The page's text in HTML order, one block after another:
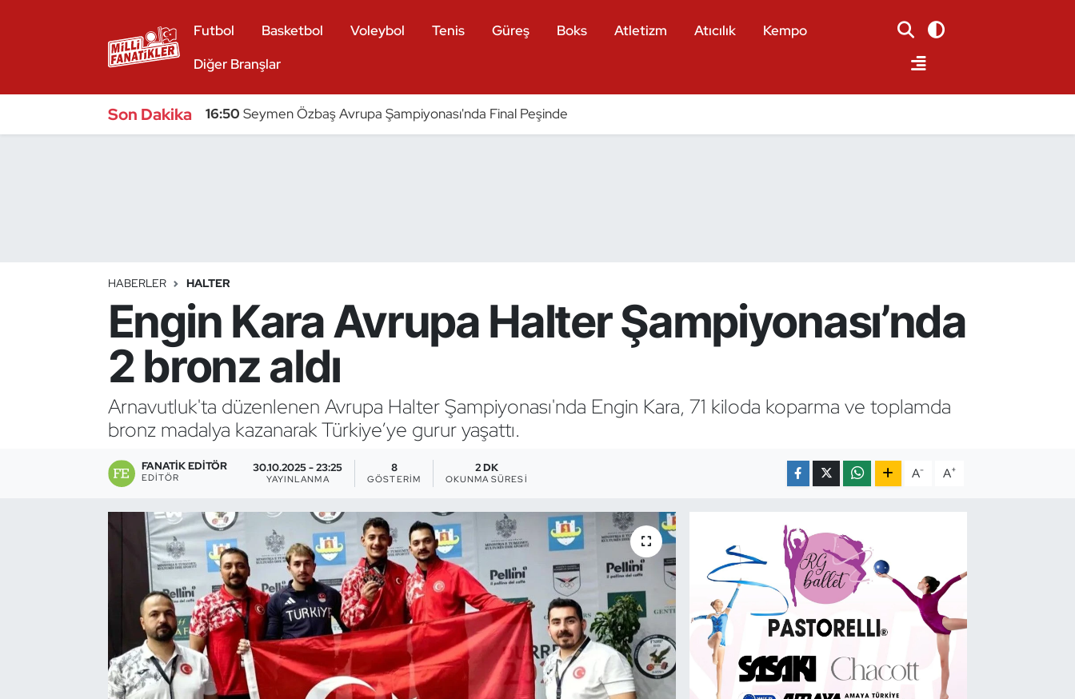
Futbol Basketbol Voleybol Tenis Güreş Boks Atletizm Atıcılık
Kempo
Diğer Branşlar
Son Dakika 16:50 Seymen Özbaş Avrupa Şampiyonası'nda Final Peşinde
HABERLER HALTER
Engin Kara Avrupa Halter Şampiyonası’nda
2 bronz aldı
Arnavutluk'ta düzenlenen Avrupa Halter Şampiyonası'nda Engin Kara, 71 kiloda koparma ve toplamda
bronz madalya kazanarak Türkiye’ye gurur yaşattı.
FANATIK EDITÖR
EDITÖR
30.10.2025 - 23:25
YAYINLANMA
8
GÖSTERIM
2 DK
OKUNMA SÜRESI A- A+
Bocce Bowling Dart
Buz Hokeyi